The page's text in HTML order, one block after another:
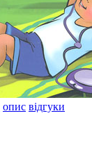
опис відгуки